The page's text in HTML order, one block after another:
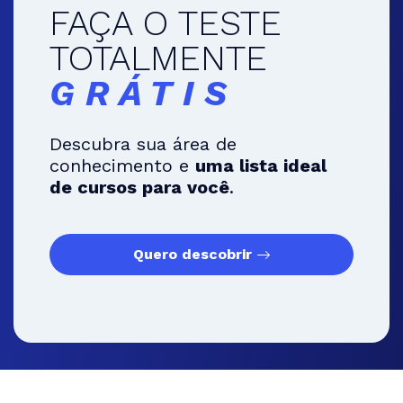
FAÇA O TESTE
TOTALMENTE
GRÁTIS
Descubra sua área de
conhecimento e uma lista ideal
de cursos para você.
Quero descobrir